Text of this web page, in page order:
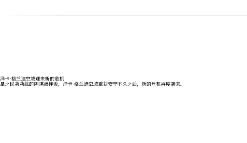
泽卡·格兰迪空域迎来新的危机
星之民莉莉丝的阴谋被挫败，泽卡·格兰迪空域重获安宁不久之后，新的危机再度袭来。